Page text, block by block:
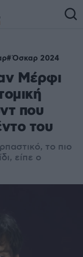
Όσκαρ 2024
Μέρφι
που
του
το πιο
είπε ο